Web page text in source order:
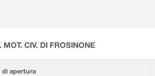
MOT. CIV. DI FROSINONE
di apertura